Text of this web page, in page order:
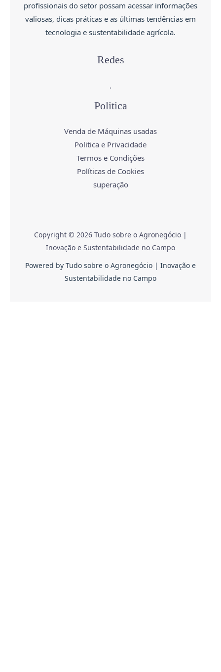
profissionais do setor possam acessar informações
valiosas, dicas práticas e as últimas tendências em
tecnologia e sustentabilidade agrícola.
Redes
.
Politica
Venda de Máquinas usadas
Politica e Privacidade
Termos e Condições
Políticas de Cookies
superação
Copyright © 2026 Tudo sobre o Agronegócio |
Inovação e Sustentabilidade no Campo
Powered by Tudo sobre o Agronegócio | Inovação e
Sustentabilidade no Campo